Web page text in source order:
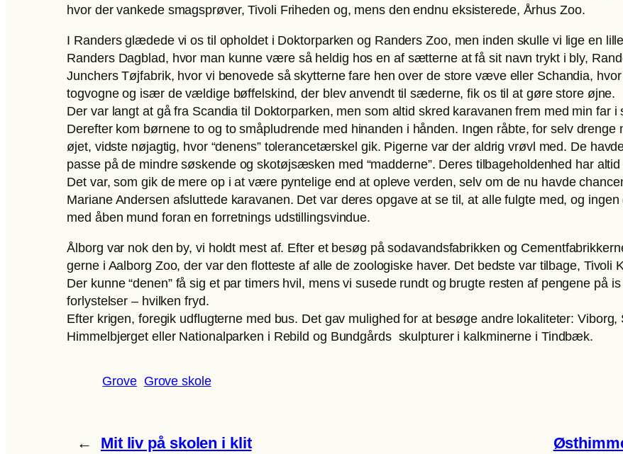
hvor der vankede smagsprøver, Tivoli Friheden og, mens den endnu eksisterede, Århus Zoo.
I Randers glædede vi os til opholdet i Doktorparken og Randers Zoo, men inden skulle vi lige en
Randers Dagblad, hvor man kunne være så heldig hos en af sætterne at få sit navn trykt i bly,
Junchers Tøjfabrik, hvor vi benovede så skytterne fare hen over de store væve eller Schandia,
togvogne og især de vældige bøffelskind, der blev anvendt til sæderne, fik os til at gøre store øjne.
Der var langt at gå fra Scandia til Doktorparken, men som altid skred karavanen frem med min far i
Derefter kom børnene to og to småpludrende med hinanden i hånden. Ingen råbte, for selv drenge
øjet, vidste nøjagtig, hvor “denens” tolerancetærskel gik. Pigerne var der aldrig vrøvl med. De
passe på de mindre søskende og skotøjsæsken med “madderne”. Deres tilbageholdenhed har
Det var, som gik de mere op i at være pyntelige end at opleve verden, selv om de nu havde
Mariane Andersen afsluttede karavanen. Det var deres opgave at se til, at alle fulgte med, og ingen
med åben mund foran en forretnings udstillingsvindue.
Ålborg var nok den by, vi holdt mest af. Efter et besøg på sodavandsfabrikken og
gerne i Aalborg Zoo, der var den flotteste af alle de zoologiske haver. Det bedste var tilbage, Tivoli
Der kunne “denen” få sig et par timers hvil, mens vi susede rundt og brugte resten af pengene på is
forlystelser – hvilken fryd.
Efter krigen, foregik udflugterne med bus. Det gav mulighed for at besøge andre lokaliteter: Viborg,
Himmelbjerget eller Nationalparken i Rebild og Bundgårds skulpturer i kalkminerne i Tindbæk.
Grove Grove skole
← Mit liv på skolen i klit